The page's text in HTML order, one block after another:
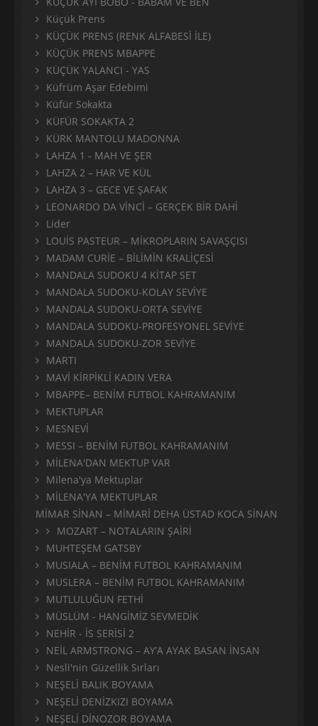
Küçük Prens
KÜÇÜK PRENS (RENK ALFABESİ İLE)
KÜÇÜK PRENS MBAPPE
KÜÇÜK YALANCI - YAS
Küfrüm Aşar Edebimi
Küfür Sokakta
KÜFÜR SOKAKTA 2
KÜRK MANTOLU MADONNA
LAHZA 1 - MAH VE ŞER
LAHZA 2 – HAR VE KÜL
LAHZA 3 – GECE VE ŞAFAK
LEONARDO DA VİNCİ – GERÇEK BİR DAHİ
Lider
LOUİS PASTEUR – MİKROPLARIN SAVAŞÇISI
MADAM CURİE – BİLİMİN KRALİÇESİ
MANDALA SUDOKU 4 KİTAP SET
MANDALA SUDOKU-KOLAY SEVİYE
MANDALA SUDOKU-ORTA SEVİYE
MANDALA SUDOKU-PROFESYONEL SEVİYE
MANDALA SUDOKU-ZOR SEVİYE
MARTI
MAVİ KİRPİKLİ KADIN VERA
MBAPPE– BENİM FUTBOL KAHRAMANIM
MEKTUPLAR
MESNEVİ
MESSI – BENİM FUTBOL KAHRAMANIM
MİLENA'DAN MEKTUP VAR
Milena'ya Mektuplar
MİLENA'YA MEKTUPLAR
MİMAR SİNAN – MİMARİ DEHA ÜSTAD KOCA SİNAN
MOZART – NOTALARIN ŞAİRİ
MUHTEŞEM GATSBY
MUSIALA – BENİM FUTBOL KAHRAMANIM
MUSLERA – BENİM FUTBOL KAHRAMANIM
MUTLULUĞUN FETHİ
MÜSLÜM - HANGİMİZ SEVMEDİK
NEHİR - İS SERİSİ 2
NEİL ARMSTRONG – AY’A AYAK BASAN İNSAN
Nesli'nin Güzellik Sırları
NEŞELİ BALIK BOYAMA
NEŞELİ DENİZKIZI BOYAMA
NEŞELİ DİNOZOR BOYAMA